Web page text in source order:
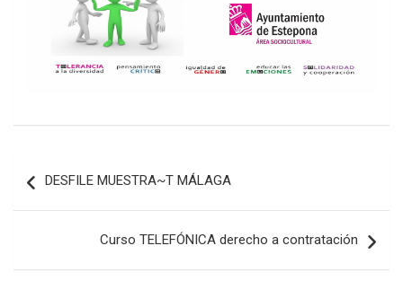
de
DESFILE MUESTRA~T MÁLAGA
Curso TELEFÓNICA derecho a contratación